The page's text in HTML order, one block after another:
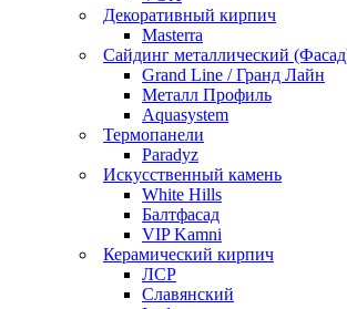
Декоративный кирпич
Masterra
Сайдинг металлический
Grand Line / Гранд Лайн
Металл Профиль
Aquasystem
Термопанели
Paradyz
Искусственный камень
White Hills
Балтфасад
VIP Kamni
Керамический кирпич
ЛСР
Славянский